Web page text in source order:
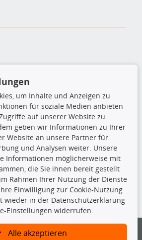
insbesondere die gesamte Datenbank dürfen
oder die gesamte Datenbank ohne
zu vervielfältigen, zu verbreiten
durch Dritte ausführen zu lassen. Ein
um Inhalte und Anzeigen zu
für soziale Medien anbieten
auf unserer Website zu
geben wir Informationen zu Ihrer
Website an unsere Partner für
und Analysen weiter. Unsere
Informationen möglicherweise mit
die Sie ihnen bereit gestellt
Rahmen Ihrer Nutzung der Dienste
Einwilligung zur Cookie-Nutzung
wieder in der Datenschutzerklärung
Einstellungen widerrufen.
Alle akzeptieren